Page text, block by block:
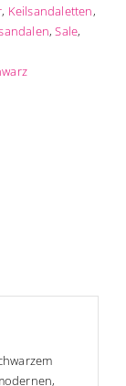
, Keilsandaletten,
,Sale,